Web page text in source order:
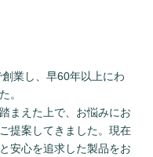
業し、早60年以上にわ
。
まえた上で、お悩みにお
提案してきました。現在
安心を追求した製品をお